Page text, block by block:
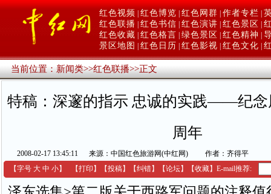
红色视频 红色博览 红色网群 作者专栏
红色联播 红色书信 红色演讲 红色景区
红色收藏 红色格言 绿色景区 红色精神
景区地图
红色日历 红色影视 红色文化
当前位置：新闻类>>红色联播>>正文
特稿：深邃的指示 忠诚的实践——纪念
周年
2008-02-17 13:45:11 来源：中国红色旅游网(中红网)
作者：齐得平
【字号 大 中 小】 【打印 】 【投稿】 【纠错】 【论坛】 【收藏】 E-mail推荐: